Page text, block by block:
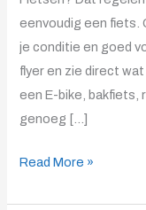
eenvoudig een fiets.
je conditie en goed
flyer en zie direct
een E-bike, bakfiets,
genoeg […]
regelen
we
voor
je.
Read More »